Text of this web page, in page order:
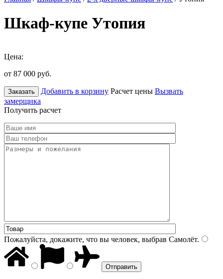
Шкаф-купе Утопия
Цена:
от 87 000 руб.
Заказать Добавить в корзину Расчет цены Вызвать
замерщика
Получить расчет
Пожалуйста, докажите, что вы человек, выбрав Самолёт.